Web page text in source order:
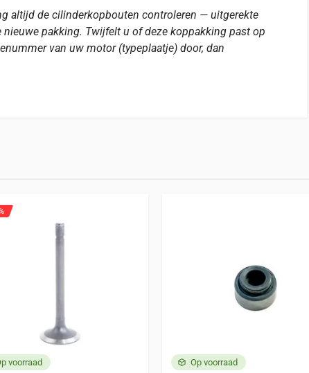
altijd de cilinderkopbouten controleren — uitgerekte
pakking. Twijfelt u of deze koppakking past op
van uw motor (typeplaatje) door, dan
voorraad Op voorraad